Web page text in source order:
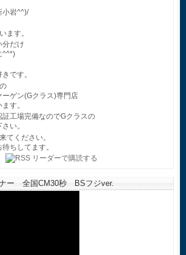
小岩^^)/
ます。
分だけ
^^*)
です。
ゲン(Gクラス)専門店
す。
証工場完備なのでGクラスの
い。
てください。
ちしてます。
ー 全国CM30秒 BSフジver.